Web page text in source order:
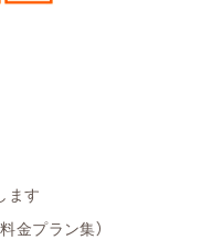
ます
金プラン集）